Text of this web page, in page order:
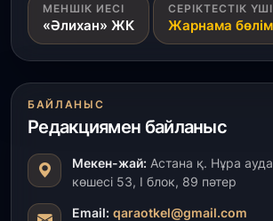
«Ауыл аманаты»: Түркістанда
4 223 жоба қаржыландырылды
Президент тапсырмасы
толық ауыз сумен қамтылды
30 шілде, 2026
Түркістанда «Арыс-2» және Темір
теміржол вокзалдары пайдалануға
МЕНШІК ИЕСІ
«Әлихан» ЖК
СЕРІКТЕСТІК
Жарнама
БАЙЛАНЫС
Редакциямен байланыс
Мекен-жай: Астана қ. Нұра
көшесі 53, І блок, 89 пәтер
Email: qaraotkel@gmail.com